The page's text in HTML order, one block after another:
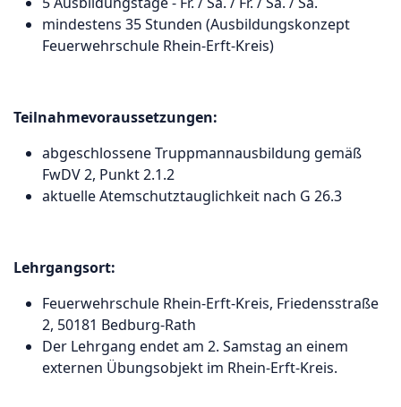
mindestens 35 Stunden (Ausbildungskonzept
Feuerwehrschule Rhein-Erft-Kreis)
Teilnahmevoraussetzungen:
abgeschlossene Truppmannausbildung gemäß
FwDV 2, Punkt 2.1.2
aktuelle Atemschutztauglichkeit nach G 26.3
Lehrgangsort:
Feuerwehrschule Rhein-Erft-Kreis, Friedensstraße
2, 50181 Bedburg-Rath
Der Lehrgang endet am 2. Samstag an einem
externen Übungsobjekt im Rhein-Erft-Kreis.